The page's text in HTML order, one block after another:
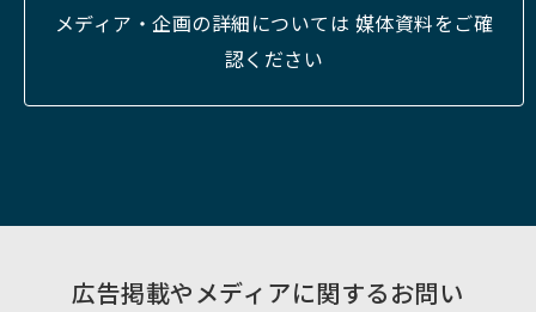
メディア・企画の詳細については 媒体資料をご確
認ください
広告掲載やメディアに関するお問い